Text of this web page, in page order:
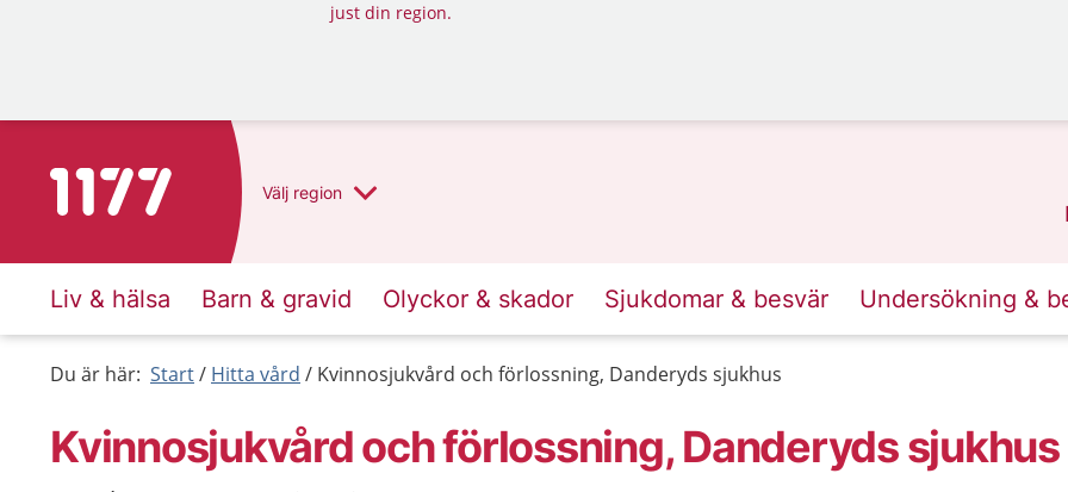
just din region.
Till startsidan för 1177 Välj region
Liv & hälsa Barn & gravid Olyckor & skador Sjukdomar & besvär Undersökning &
Du är här: Start Hitta vård Kvinnosjukvård och förlossning, Danderyds sjukhus
Kvinnosjukvård och förlossning, Danderyds sjukhus